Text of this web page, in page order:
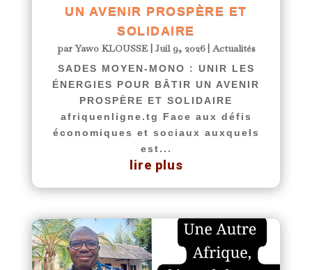
UN AVENIR PROSPÈRE ET
SOLIDAIRE
parYawo KLOUSSE| Juil 9, 2026|Actualités
SADES MOYEN-MONO : UNIR LES
ÉNERGIES POUR BÂTIR UN AVENIR
PROSPÈRE ET SOLIDAIRE
afriquenligne.tg Face aux défis
économiques et sociaux auxquels
est...
lire plus